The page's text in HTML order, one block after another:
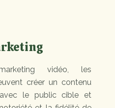
vidéo, les
créer un contenu
le public cible et